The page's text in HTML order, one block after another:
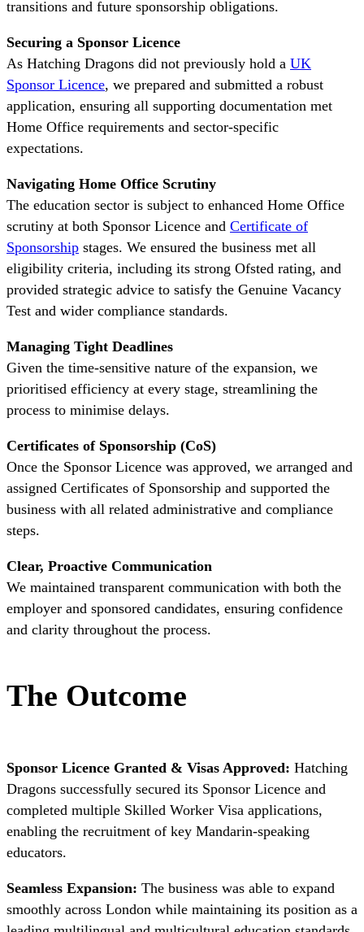
transitions and future sponsorship obligations.
Securing a Sponsor Licence
As Hatching Dragons did not previously hold a UK
Sponsor Licence, we prepared and submitted a robust
application, ensuring all supporting documentation met
Home Office requirements and sector-specific
expectations.
Navigating Home Office Scrutiny
The education sector is subject to enhanced Home Office
scrutiny at both Sponsor Licence and Certificate of
Sponsorship stages. We ensured the business met all
eligibility criteria, including its strong Ofsted rating, and
provided strategic advice to satisfy the Genuine Vacancy
Test and wider compliance standards.
Managing Tight Deadlines
Given the time-sensitive nature of the expansion, we
prioritised efficiency at every stage, streamlining the
process to minimise delays.
Certificates of Sponsorship (CoS)
Once the Sponsor Licence was approved, we arranged and
assigned Certificates of Sponsorship and supported the
business with all related administrative and compliance
steps.
Clear, Proactive Communication
We maintained transparent communication with both the
employer and sponsored candidates, ensuring confidence
and clarity throughout the process.
The Outcome
Sponsor Licence Granted & Visas Approved: Hatching
Dragons successfully secured its Sponsor Licence and
completed multiple Skilled Worker Visa applications,
enabling the recruitment of key Mandarin-speaking
educators.
Seamless Expansion: The business was able to expand
smoothly across London while maintaining its position as a